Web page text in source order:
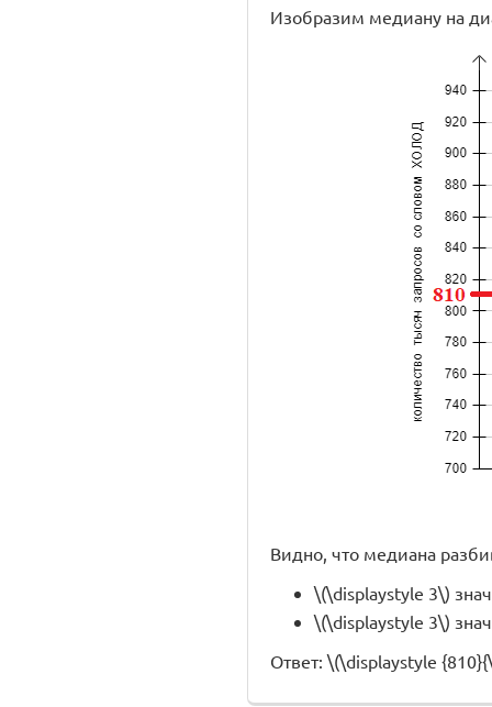
Изобразим медиану на
Видно, что медиана
\(\displaystyle 3\)
\(\displaystyle 3\)
Ответ: \(\displaystyle